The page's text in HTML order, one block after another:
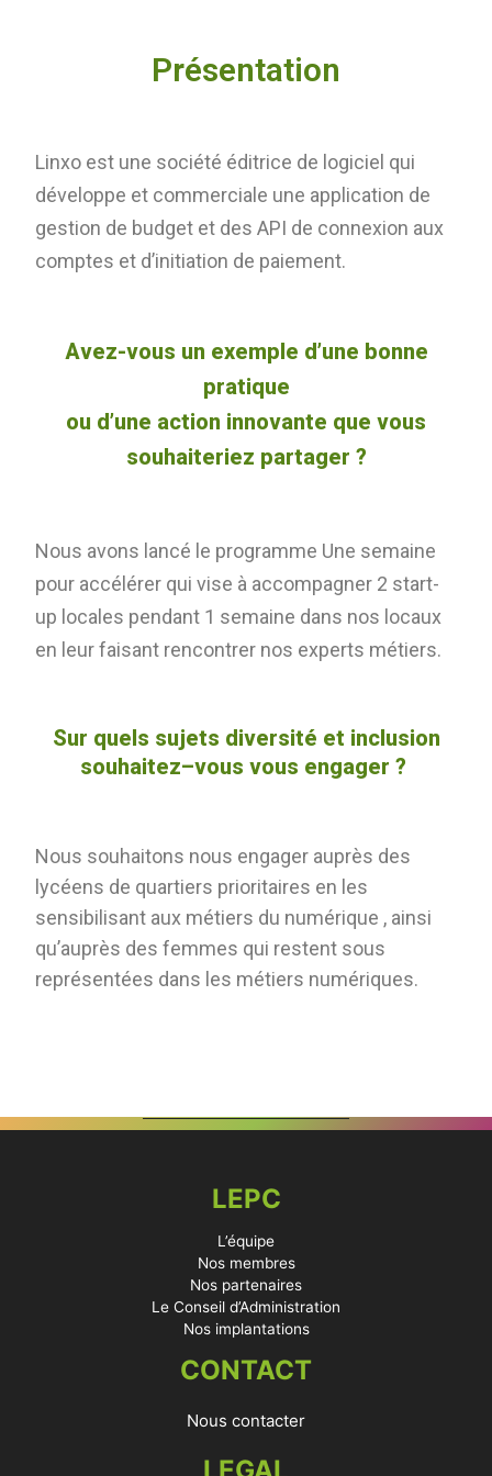
Présentation
Linxo est une société éditrice de logiciel qui
développe et commerciale une application de
gestion de budget et des API de connexion aux
comptes et d’initiation de paiement.
Avez-vous un exemple d’une bonne
pratique
ou d’une action innovante que vous
souhaiteriez partager ?
Nous avons lancé le programme Une semaine
pour accélérer qui vise à accompagner 2 start-
up locales pendant 1 semaine dans nos locaux
en leur faisant rencontrer nos experts métiers.
Sur quels sujets diversité et inclusion
souhaitez–vous vous engager ?
Nous souhaitons nous engager auprès des
lycéens de quartiers prioritaires en les
sensibilisant aux métiers du numérique , ainsi
qu’auprès des femmes qui restent sous
représentées dans les métiers numériques.
LEPC
L’équipe
Nos membres
Nos partenaires
Le Conseil d’Administration
Nos implantations
CONTACT
Nous contacter